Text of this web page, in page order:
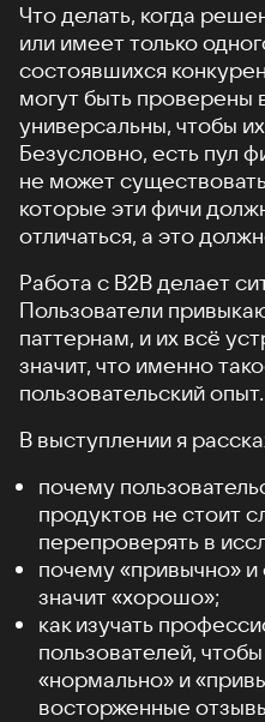
Что делать, когда
или имеет только
состоявшихся
могут быть проверены
универсальны, чтобы
Безусловно, есть пул
не может
которые эти фичи
отличаться, а это
Работа с B2B делает
Пользователи
паттернам, и их всё
значит, что именно
пользовательский опыт.
В выступлении я
почему
продуктов не стоит
перепроверять в
почему «привычно» и
значит «хорошо»;
как изучать
пользователей,
«нормально» и
восторженные